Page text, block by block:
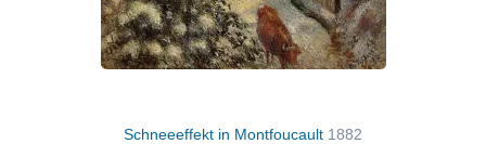
Schneeeffekt in Montfoucault 1882